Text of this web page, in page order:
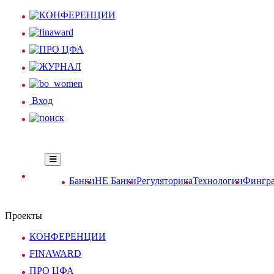
Вход
БанкиНЕ БанкиРегуляторикаТехнологии
Проекты
КОНФЕРЕНЦИИ
FINAWARD
ПРО ЦФА